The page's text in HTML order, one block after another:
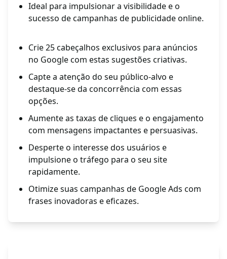
Ideal para impulsionar a visibilidade e o
sucesso de campanhas de publicidade online.
Crie 25 cabeçalhos exclusivos para anúncios
no Google com estas sugestões criativas.
Capte a atenção do seu público-alvo e
destaque-se da concorrência com essas
opções.
Aumente as taxas de cliques e o engajamento
com mensagens impactantes e persuasivas.
Desperte o interesse dos usuários e
impulsione o tráfego para o seu site
rapidamente.
Otimize suas campanhas de Google Ads com
frases inovadoras e eficazes.